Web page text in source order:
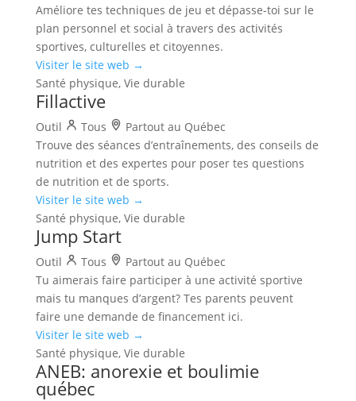
Améliore tes techniques de jeu et dépasse-toi sur le
plan personnel et social à travers des activités
sportives, culturelles et citoyennes.
Visiter le site web →
Santé physique, Vie durable
Fillactive
Outil Tous
Partout au Québec
Trouve des séances d’entraînements, des conseils de
nutrition et des expertes pour poser tes questions
de nutrition et de sports.
Visiter le site web →
Santé physique, Vie durable
Jump Start
Outil Tous
Partout au Québec
Tu aimerais faire participer à une activité sportive
mais tu manques d’argent? Tes parents peuvent
faire une demande de financement ici.
Visiter le site web →
Santé physique, Vie durable
ANEB: anorexie et boulimie
québec